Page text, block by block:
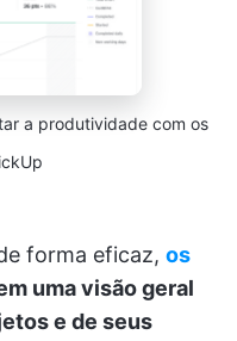
a produtividade com os
forma eficaz, os
uma visão geral
e de seus